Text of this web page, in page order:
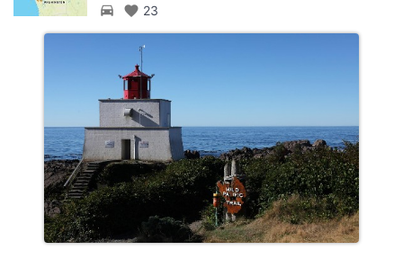
directions_car favorite 23